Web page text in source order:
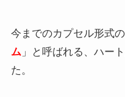
今までのカプセル形式
ム」と呼ばれる、ハー
た。